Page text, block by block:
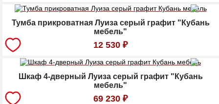
Тумба прикроватная Луиза серый графит "Кубань
мебель"
12 530 ₽
Шкаф 4-дверный Луиза серый графит "Кубань
мебель"
69 230 ₽